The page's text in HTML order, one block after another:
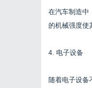
在汽车制造中
的机械强度使
4. 电子设备
随着电子设备